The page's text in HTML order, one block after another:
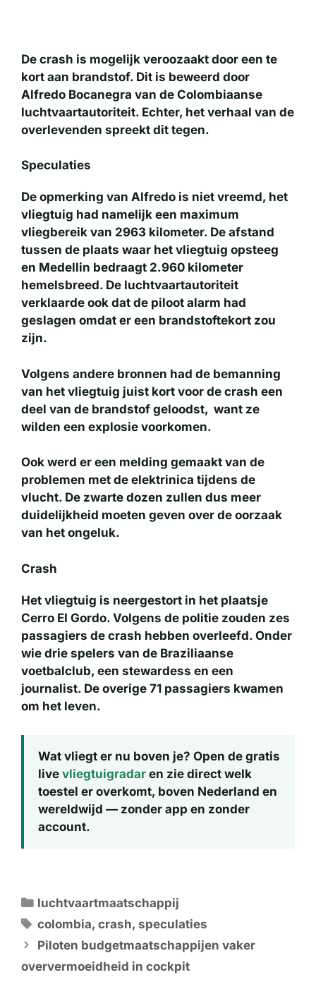
De crash is mogelijk veroozaakt door een te
kort aan brandstof. Dit is beweerd door
Alfredo Bocanegra van de Colombiaanse
luchtvaartautoriteit. Echter, het verhaal van de
overlevenden spreekt dit tegen.
Speculaties
De opmerking van Alfredo is niet vreemd, het
vliegtuig had namelijk een maximum
vliegbereik van 2963 kilometer. De afstand
tussen de plaats waar het vliegtuig opsteeg
en Medellin bedraagt 2.960 kilometer
hemelsbreed. De luchtvaartautoriteit
verklaarde ook dat de piloot alarm had
geslagen omdat er een brandstoftekort zou
zijn.
Volgens andere bronnen had de bemanning
van het vliegtuig juist kort voor de crash een
deel van de brandstof geloodst, want ze
wilden een explosie voorkomen.
Ook werd er een melding gemaakt van de
problemen met de elektrinica tijdens de
vlucht. De zwarte dozen zullen dus meer
duidelijkheid moeten geven over de oorzaak
van het ongeluk.
Crash
Het vliegtuig is neergestort in het plaatsje
Cerro EI Gordo. Volgens de politie zouden zes
passagiers de crash hebben overleefd. Onder
wie drie spelers van de Braziliaanse
voetbalclub, een stewardess en een
journalist. De overige 71 passagiers kwamen
om het leven.
Wat vliegt er nu boven je? Open de gratis
live vliegtuigradar en zie direct welk
toestel er overkomt, boven Nederland en
wereldwijd — zonder app en zonder
account.
Categorieën
luchtvaartmaatschappij
Tags
colombia,crash,speculaties
Piloten budgetmaatschappijen vaker
oververmoeidheid in cockpit